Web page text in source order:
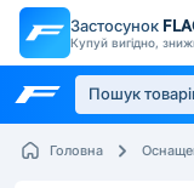
Застосунок
Купуй вигідно,
Головна